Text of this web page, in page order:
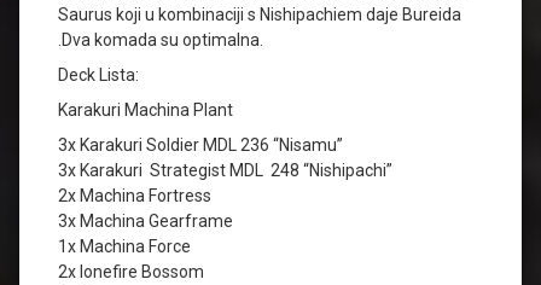
Saurus koji u kombinaciji s Nishipachiem daje Bureida
.Dva komada su optimalna.
Deck Lista:
Karakuri Machina Plant
3x Karakuri Soldier MDL 236 “Nisamu”
3x Karakuri Strategist MDL 248 “Nishipachi”
2x Machina Fortress
3x Machina Gearframe
1x Machina Force
2x lonefire Bossom